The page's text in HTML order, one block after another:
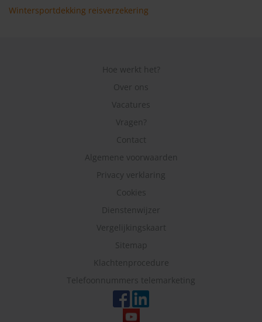
Wintersportdekking reisverzekering
Hoe werkt het?
Over ons
Vacatures
Vragen?
Contact
Algemene voorwaarden
Privacy verklaring
Cookies
Dienstenwijzer
Vergelijkingskaart
Sitemap
Klachtenprocedure
Telefoonnummers telemarketing